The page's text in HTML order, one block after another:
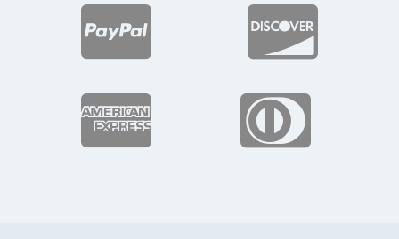



